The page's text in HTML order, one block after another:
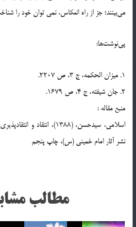
می‌بینند؛ جز از راه انعکاس، نمی توان خود را
پی‌نوشت‌ها:
1. میزان الحکمه، ج 3، ص 2207.
2. جان شیفته، ج 4، ص 1679.
منبع مقاله :
اسلامی، سیدحسن، (1388)،
نشر آثار امام خمینی (س)، چاپ پنجم
مطالب